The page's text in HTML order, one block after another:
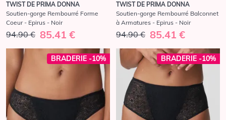
TWIST DE PRIMA DONNA
Soutien-gorge Rembourré Forme
Coeur - Epirus - Noir
94.90 € 85.41 €
TWIST DE PRIMA DONNA
Soutien-gorge Rembourré Balconnet
à Armatures - Epirus - Noir
94.90 € 85.41 €
BRADERIE -10% BRADERIE -10%